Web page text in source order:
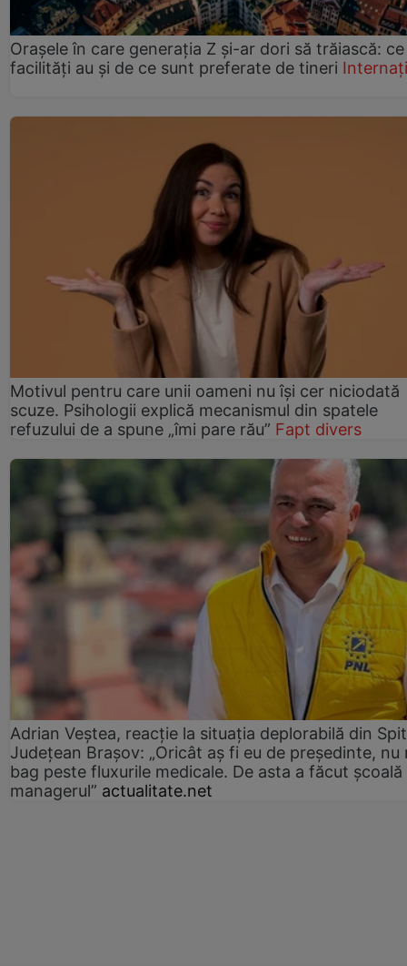
Orașele în care generația Z și-ar dori să trăiască: ce
facilități au și de ce sunt preferate de tineri
Motivul pentru care unii oameni nu își cer niciodată
scuze. Psihologii explică mecanismul din spatele
refuzului de a spune „îmi pare rău” Fapt divers
Adrian Veștea, reacție la situația deplorabilă din
Județean Brașov: „Oricât aș fi eu de președinte, nu
bag peste fluxurile medicale. De asta a făcut școală
managerul” actualitate.net